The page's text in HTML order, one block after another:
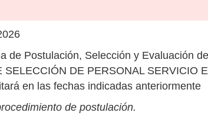
de Postulación, Selección y Evaluación
DE PERSONAL SERVICIO
en las fechas indicadas anteriormente
de postulación.